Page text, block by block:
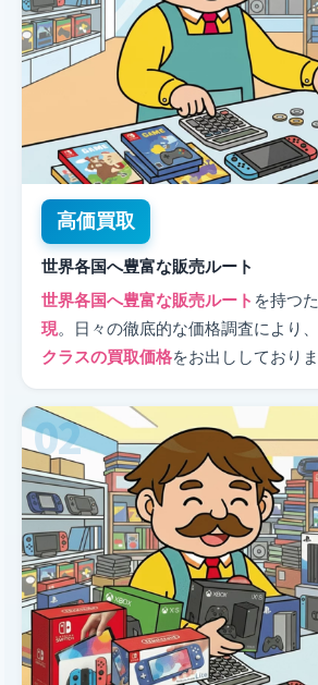
高価買取
世界各国へ豊富な販売ルート
世界各国へ豊富な販売ルート を持つ
現。日々の徹底的な価格調査により
クラスの買取価格をお出ししておりま